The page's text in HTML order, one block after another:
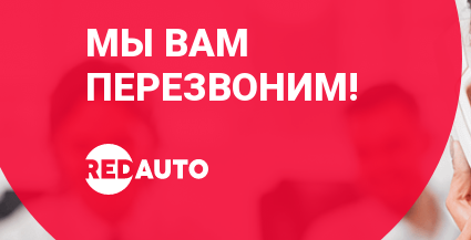
МЫ ВАМ
ПЕРЕЗВОНИМ!